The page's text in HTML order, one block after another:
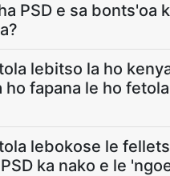
PSD e sa bonts'oa
lebitso la ho
ho fapana le ho fetola
lebokose le
ka nako e le